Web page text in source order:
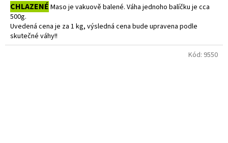
CHLAZENÉ Maso je vakuově balené. Váha jednoho balíčku je cca
500g.
Uvedená cena je za 1 kg, výsledná cena bude upravena podle
skutečné váhy!!
Do košíku vkládejte počet balení.
Kód: 9550